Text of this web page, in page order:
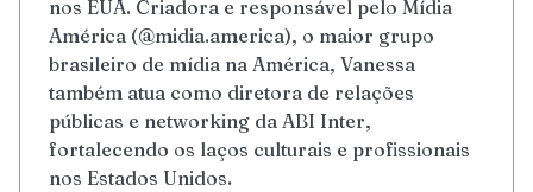
nos EUA. Criadora e responsável pelo Mídia
América (@midia.america), o maior grupo
brasileiro de mídia na América, Vanessa
também atua como diretora de relações
públicas e networking da ABI Inter,
fortalecendo os laços culturais e profissionais
nos Estados Unidos.